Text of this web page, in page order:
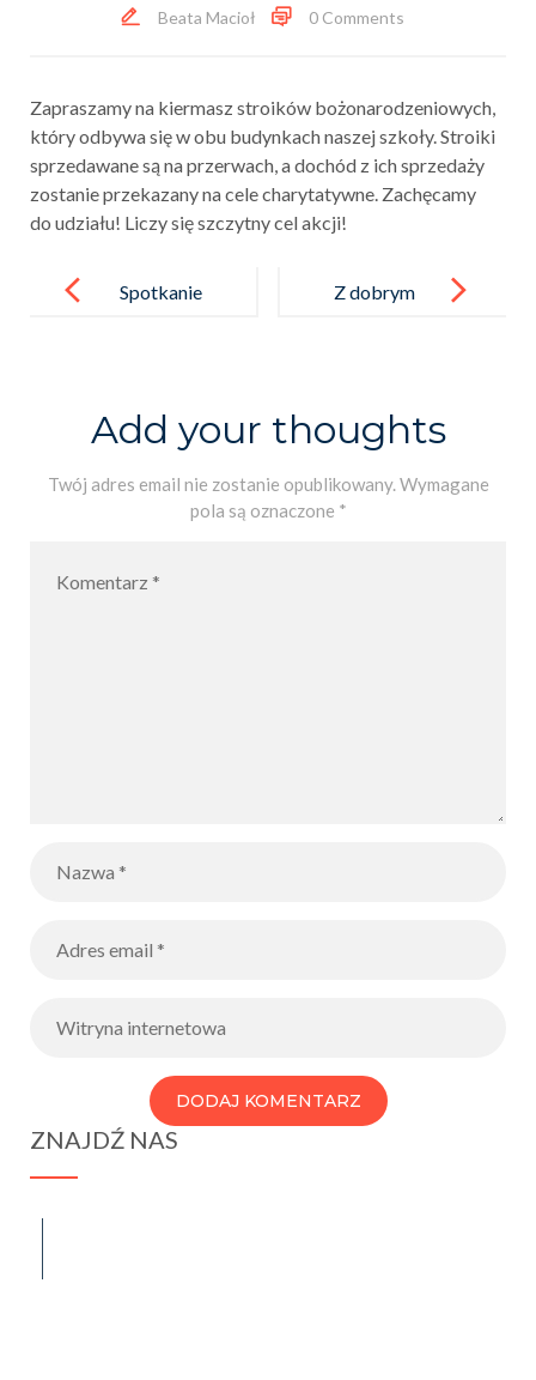
Beata Macioł
0 Comments
Zapraszamy na kiermasz stroików bożonarodzeniowych,
który odbywa się w obu budynkach naszej szkoły. Stroiki
sprzedawane są na przerwach, a dochód z ich sprzedaży
zostanie przekazany na cele charytatywne. Zachęcamy
do udziału! Liczy się szczytny cel akcji!
navigation
Spotkanie
Z dobrym
Add your thoughts
Twój adres email nie zostanie opublikowany.Wymagane
pola są oznaczone *
ZNAJDŹ NAS